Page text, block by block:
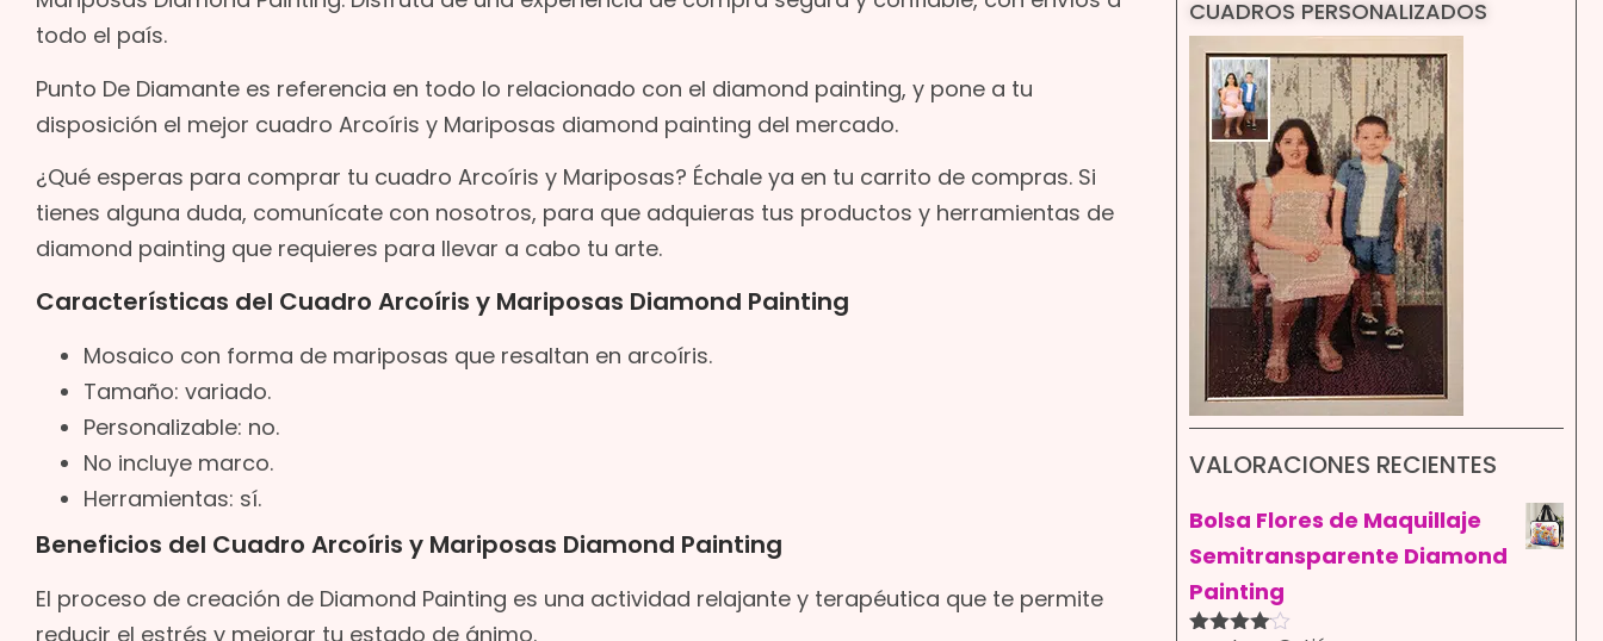
todo el país.
Punto De Diamante es referencia en todo lo relacionado con el diamond painting, y pone a tu
disposición el mejor cuadro Arcoíris y Mariposas diamond painting del mercado.
¿Qué esperas para comprar tu cuadro Arcoíris y Mariposas? Échale ya en tu carrito de compras. Si
tienes alguna duda, comunícate con nosotros, para que adquieras tus productos y herramientas de
diamond painting que requieres para llevar a cabo tu arte.
Características del Cuadro Arcoíris y Mariposas Diamond Painting
Mosaico con forma de mariposas que resaltan en arcoíris.
Tamaño: variado.
Personalizable: no.
No incluye marco.
Herramientas: sí.
Beneficios del Cuadro Arcoíris y Mariposas Diamond Painting
El proceso de creación de Diamond Painting es una actividad relajante y terapéutica que te permite
reducir el estrés y mejorar tu estado de ánimo.
CUADROS PERSONALIZADOS
VALORACIONES RECIENTES
Bolsa Flores de Maquillaje
Semitransparente Diamond
Painting